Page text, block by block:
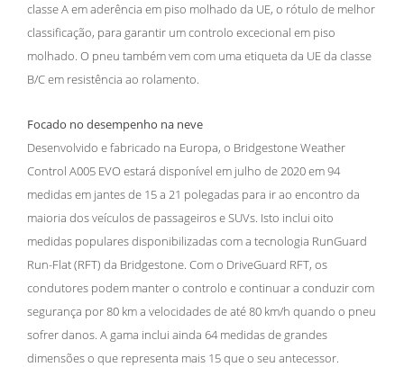
classe A em aderência em piso molhado da UE, o rótulo de melhor
classificação, para garantir um controlo excecional em piso
molhado. O pneu também vem com uma etiqueta da UE da classe
B/C em resistência ao rolamento.
Focado no desempenho na neve
Desenvolvido e fabricado na Europa, o Bridgestone Weather
Control A005 EVO estará disponível em julho de 2020 em 94
medidas em jantes de 15 a 21 polegadas para ir ao encontro da
maioria dos veículos de passageiros e SUVs. Isto inclui oito
medidas populares disponibilizadas com a tecnologia RunGuard
Run-Flat (RFT) da Bridgestone. Com o DriveGuard RFT, os
condutores podem manter o controlo e continuar a conduzir com
segurança por 80 km a velocidades de até 80 km/h quando o pneu
sofrer danos. A gama inclui ainda 64 medidas de grandes
dimensões o que representa mais 15 que o seu antecessor.